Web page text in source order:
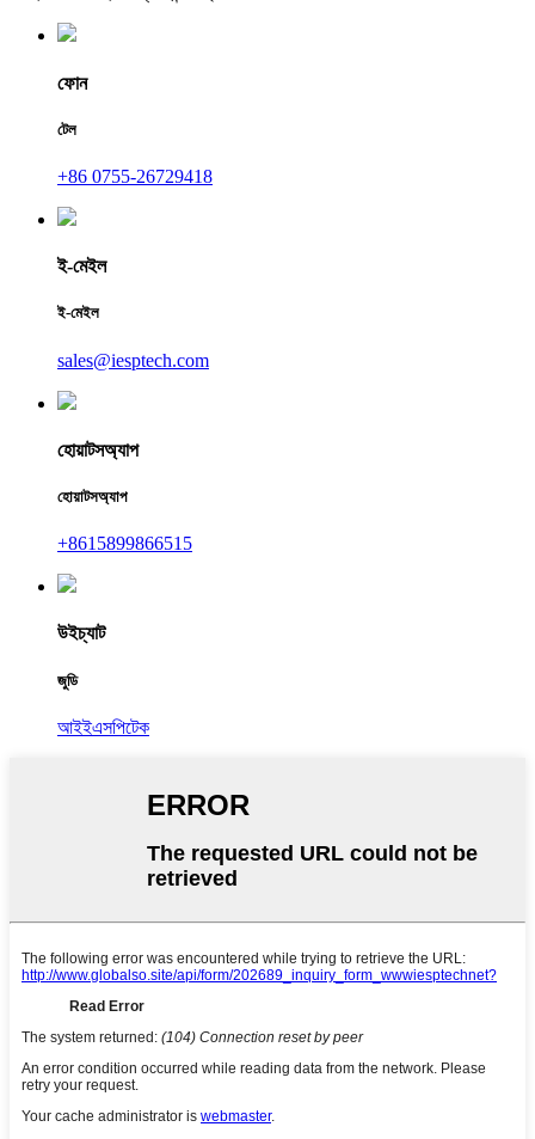
ফোন
টেল
+86 0755-26729418
ই-মেইল
ই-মেইল
sales@iesptech.com
হোয়াটসঅ্যাপ
হোয়াটসঅ্যাপ
+8615899866515
উইচ্যাট
জুডি
আইইএসপিটেক